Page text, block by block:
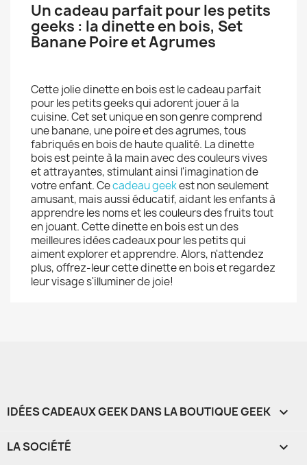
Un cadeau parfait pour les petits
geeks : la dinette en bois, Set
Banane Poire et Agrumes
Cette jolie dinette en bois est le cadeau parfait
pour les petits geeks qui adorent jouer à la
cuisine. Cet set unique en son genre comprend
une banane, une poire et des agrumes, tous
fabriqués en bois de haute qualité. La dinette
bois est peinte à la main avec des couleurs vives
et attrayantes, stimulant ainsi l'imagination de
votre enfant. Cecadeau geekest non seulement
amusant, mais aussi éducatif, aidant les enfants à
apprendre les noms et les couleurs des fruits tout
en jouant. Cette dinette en bois est un des
meilleures idées cadeaux pour les petits qui
aiment explorer et apprendre. Alors, n'attendez
plus, offrez-leur cette dinette en bois et regardez
leur visage s'illuminer de joie!
IDÉES CADEAUX GEEK DANS LA BOUTIQUE GEEK 
LA SOCIÉTÉ 